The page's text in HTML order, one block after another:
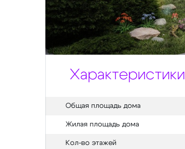
Характеристики
Общая площадь дома
Жилая площадь дома
Кол-во этажей